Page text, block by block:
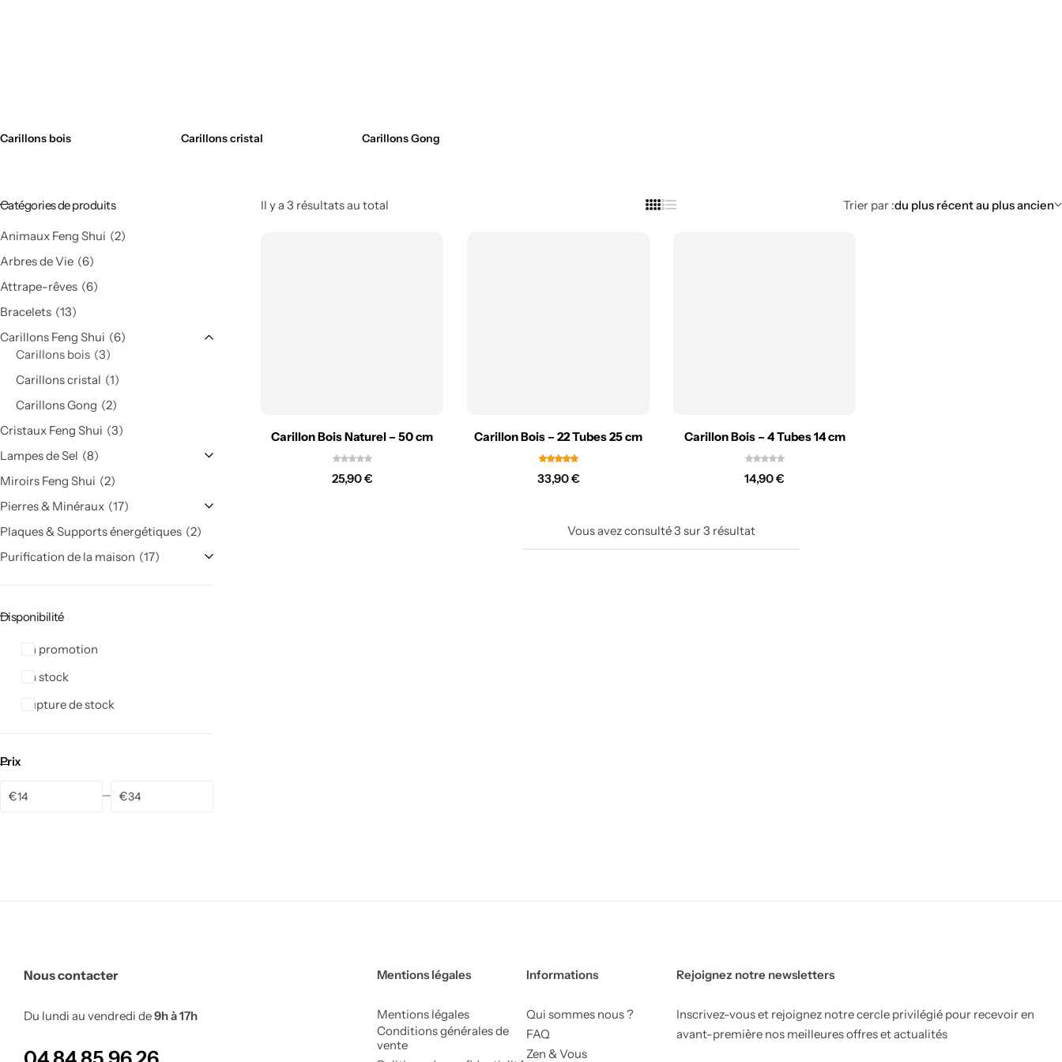
Carillons bois Carillons cristal Carillons Gong
Il y a 3 résultats au total Trier par :du plus récent au plus ancien
Carillon Bois Naturel – 50 cm
25,90€
Carillon Bois – 22 Tubes 25 cm
33,90€
Carillon Bois – 4 Tubes 14 cm
14,90€
Vous avez consulté3 sur3 résultat
Catégories de produits
Animaux Feng Shui
2
Arbres de Vie 6
Attrape-rêves 6
Bracelets 13
Carillons Feng Shui
6
Carillons bois 3
Carillons cristal
1
Carillons Gong
2
Cristaux Feng Shui
3
Lampes de Sel
8
Miroirs Feng Shui
2
Pierres & Minéraux 17
Plaques & Supports énergétiques 2
Purification de la maison
17
Disponibilité
En promotion
En stock
Rupture de stock
Prix
€ €
Nous contacter
Du lundi au vendredi de9h à 17h
Mentions légales
Mentions légales
Conditions générales de
vente
Informations
Qui sommes nous ?
FAQ
Zen & Vous
Rejoignez notre newsletters
Inscrivez-vous et rejoignez notre cercle privilégié pour recevoir en
avant-première nos meilleures offres et actualités
Bougeoirs
Lampes de Sel
Lampes brutes
Lampes design
Lampes symboliques
Pierres & Minéraux
Galets
Pierres roulées
Lampes minérales
Arbres de Vie
Salon Feng shui
Chambre Feng shui